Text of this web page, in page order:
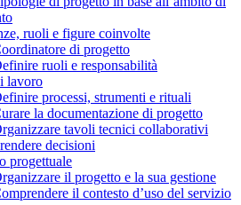
ruoli e figure coinvolte
di progetto
ruoli e responsabilità
lavoro
processi, strumenti e rituali
la documentazione di progetto
tavoli tecnici collaborativi
decisioni
progettuale
il progetto e la sua gestione
il contesto d’uso del servizio